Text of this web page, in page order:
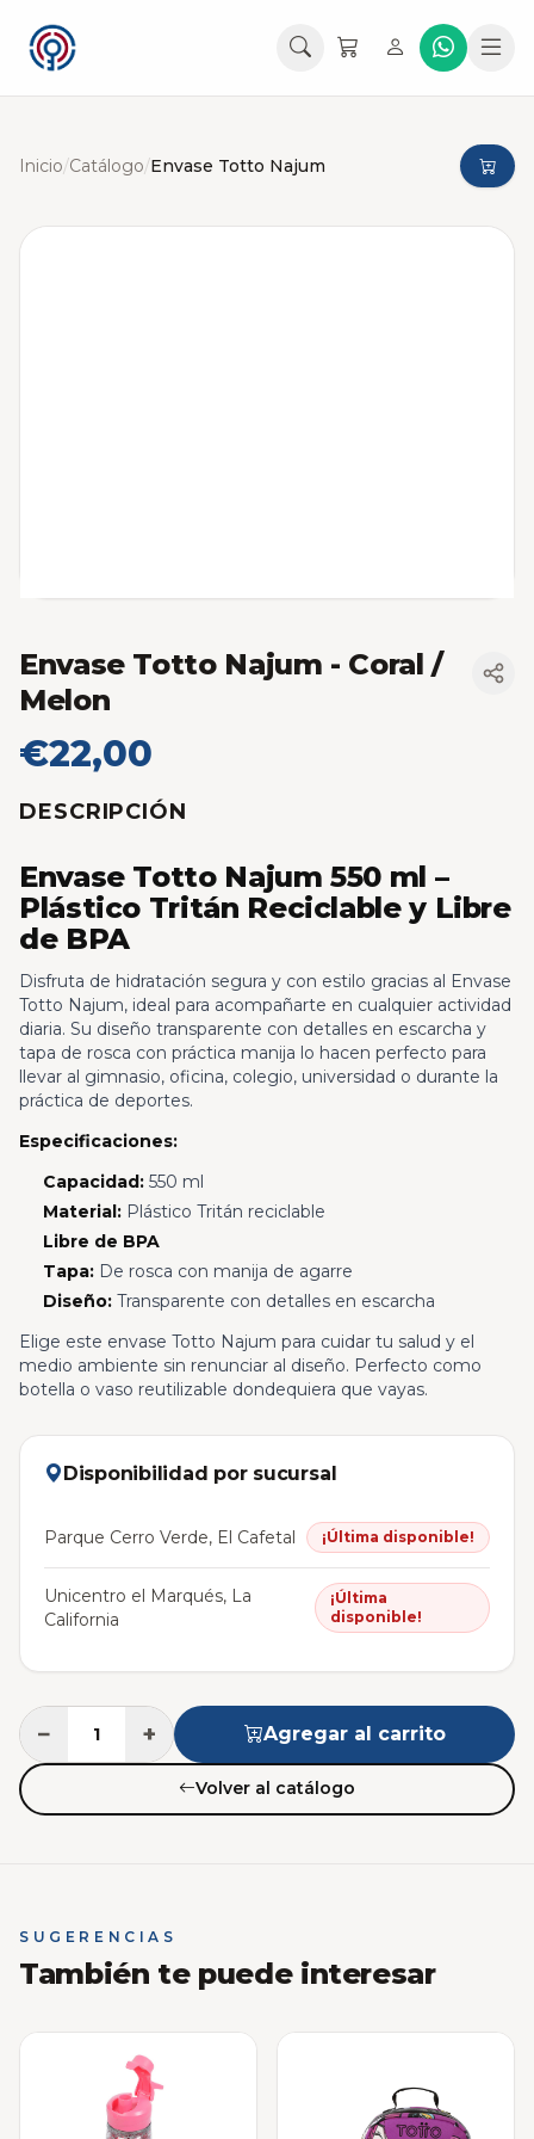
Inicio/Catálogo/Envase Totto Najum
Envase Totto Najum - Coral /
Melon
€22,00
DESCRIPCIÓN
Envase Totto Najum 550 ml –
Plástico Tritán Reciclable y Libre
de BPA
Disfruta de hidratación segura y con estilo gracias al Envase
Totto Najum, ideal para acompañarte en cualquier actividad
diaria. Su diseño transparente con detalles en escarcha y
tapa de rosca con práctica manija lo hacen perfecto para
llevar al gimnasio, oficina, colegio, universidad o durante la
práctica de deportes.
Especificaciones:
Capacidad:550 ml
Material:Plástico Tritán reciclable
Libre de BPA
Tapa:De rosca con manija de agarre
Diseño:Transparente con detalles en escarcha
Elige este envase Totto Najum para cuidar tu salud y el
medio ambiente sin renunciar al diseño. Perfecto como
botella o vaso reutilizable dondequiera que vayas.
Disponibilidad por sucursal
Parque Cerro Verde, El Cafetal ¡Última disponible!
Unicentro el Marqués, La
California
¡Última
disponible!
− + Agregar al carrito
Volver al catálogo
SUGERENCIAS
También te puede interesar